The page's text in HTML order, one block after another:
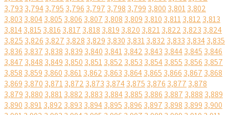
3,793 3,7943,795 3,796 3,797 3,798 3,799 3,800 3,8013,802
3,803 3,8043,805 3,806 3,807 3,808 3,809 3,810 3,8113,812 3,813
3,8143,815 3,816 3,817 3,818 3,819 3,820 3,8213,822 3,823 3,824
3,825 3,826 3,827 3,828 3,829 3,830 3,8313,832 3,833 3,8343,835
3,836 3,837 3,838 3,839 3,840 3,8413,842 3,843 3,8443,845 3,846
3,847 3,848 3,849 3,850 3,8513,852 3,853 3,8543,855 3,856 3,857
3,858 3,859 3,860 3,8613,862 3,863 3,8643,865 3,866 3,867 3,868
3,869 3,870 3,8713,872 3,873 3,8743,875 3,876 3,877 3,878
3,879 3,880 3,8813,882 3,883 3,8843,885 3,886 3,887 3,888 3,889
3,890 3,8913,892 3,893 3,8943,895 3,896 3,897 3,898 3,899 3,900